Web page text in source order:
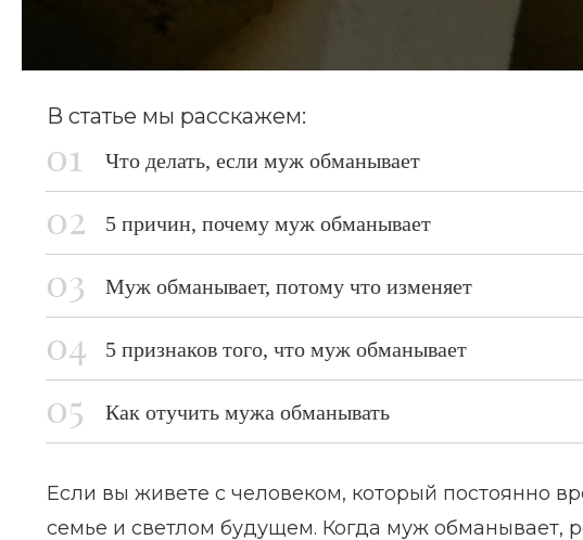
В статье мы расскажем:
Что делать, если муж обманывает
5 причин, почему муж обманывает
Муж обманывает, потому что изменяет
5 признаков того, что муж обманывает
Как отучить мужа обманывать
Если вы живете с человеком, который постоянно
семье и светлом будущем. Когда муж обманывает,